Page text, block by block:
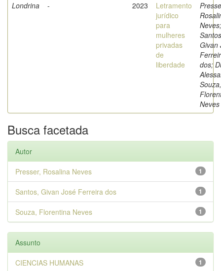
Londrina - 2023
Letramento
jurídico
para
mulheres
privadas
de
liberdade
Neves;
Givan
dos;
Souza,
Neves
Busca facetada
Autor
1
Presser, Rosalina Neves
1
Santos, Givan José Ferreira dos
1
Souza, Florentina Neves
Assunto
1
CIENCIAS HUMANAS